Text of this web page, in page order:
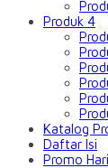
Produk 4
Katalog
Daftar Isi
Promo